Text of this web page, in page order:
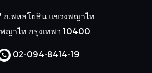
ถ.พหลโยธิน แขวงพญาไท
พญาไท กรุงเทพฯ 10400
02-094-8414-19